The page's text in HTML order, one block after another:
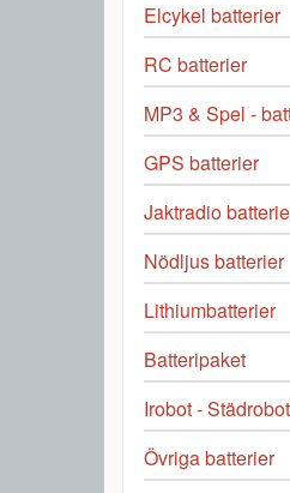
Elcykel batterier
RC batterier
MP3 & Spel -
GPS batterier
Jaktradio
Nödljus batterier
Lithiumbatterier
Batteripaket
Irobot -
Övriga batterier